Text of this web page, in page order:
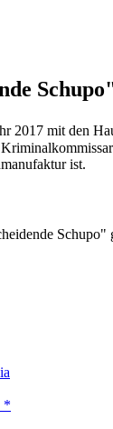
2017 mit den
ist.
Schupo"
*